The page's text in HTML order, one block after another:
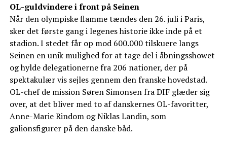
OL-guldvindere i front på Seinen
Når den olympiske flamme tændes den 26. juli i Paris,
sker det første gang i legenes historie ikke inde på et
stadion. I stedet får op mod 600.000 tilskuere langs
Seinen en unik mulighed for at tage del i åbningsshowet
og hylde delegationerne fra 206 nationer, der på
spektakulær vis sejles gennem den franske hovedstad.
OL-chef de mission Søren Simonsen fra DIF glæder sig
over, at det bliver med to af danskernes OL-favoritter,
Anne-Marie Rindom og Niklas Landin, som
galionsfigurer på den danske båd.